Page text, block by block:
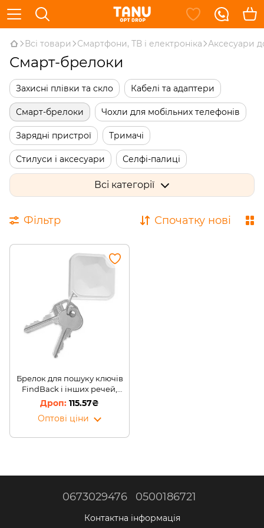
Всі товари Смартфони, ТВ і електроніка Аксесуари
Смарт-брелоки
Захисні плівки та скло Кабелі та адаптери
Смарт-брелоки Чохли для мобільних телефонів
Зарядні пристрої Тримачі
Стилуси і аксесуари Селфі-палиці
Органайзери для кабелю
Сенсорні рукавички
Всі категорії
Фільтр Спочатку нові
Брелок для пошуку ключів
FindBack і інших речей,
інших предметів (B)
115.57₴
Оптові ціни
0673029476 0500186721
Контактна інформація